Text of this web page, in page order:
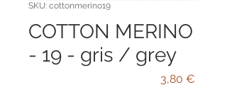
SKU: cottonmerino19
COTTON MERINO
- 19 - gris / grey
3,80 €